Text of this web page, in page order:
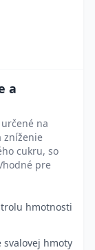
a
na
zníženie
cukru, so
pre
hmotnosti
svalovej hmoty